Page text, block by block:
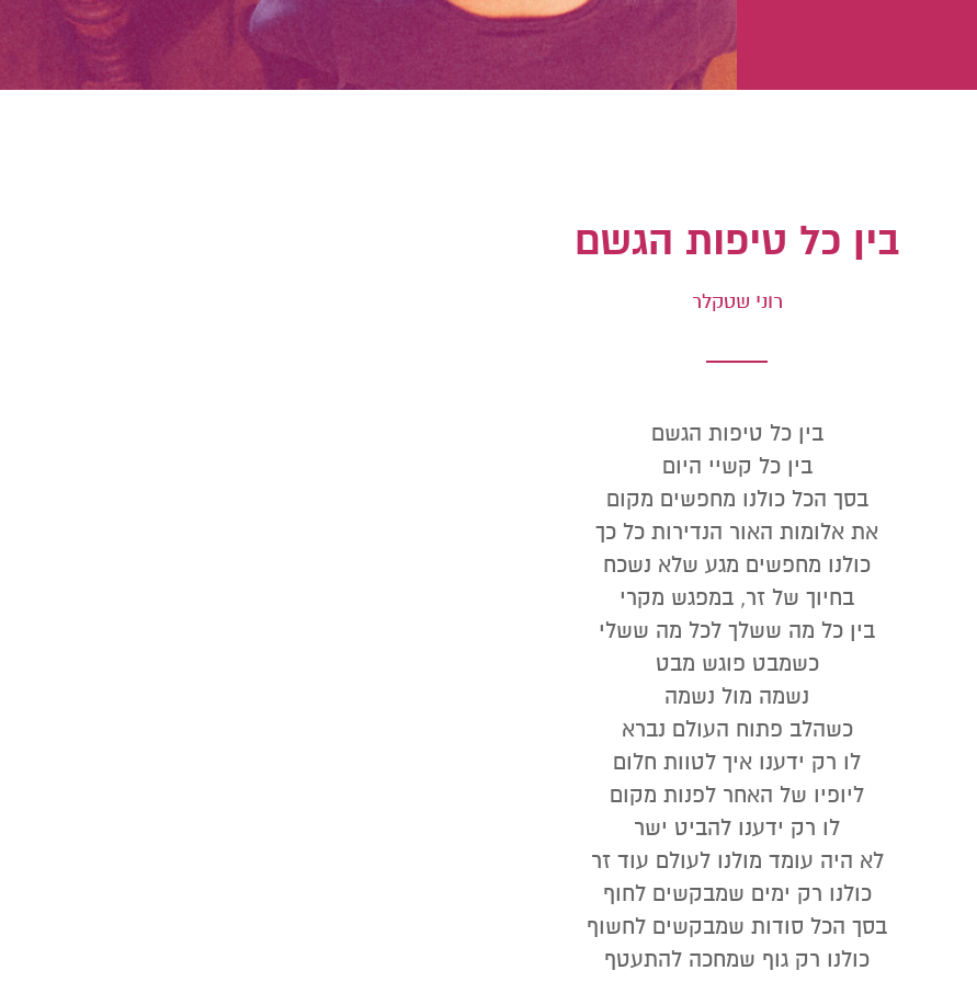
בין כל טיפות הגשם
רוני שטקלר
בין כל טיפות הגשם
בין כל קשיי היום
בסך הכל כולנו מחפשים מקום
את אלומות האור הנדירות כל כך
כולנו מחפשים מגע שלא נשכח
בחיוך של זר, במפגש מקרי
בין כל מה ששלך לכל מה ששלי
כשמבט פוגש מבט
נשמה מול נשמה
כשהלב פתוח העולם נברא
לו רק ידענו איך לטוות חלום
ליופיו של האחר לפנות מקום
לו רק ידענו להביט ישר
לא היה עומד מולנו לעולם עוד זר
כולנו רק ימים שמבקשים לחוף
בסך הכל סודות שמבקשים לחשוף
כולנו רק גוף שמחכה להתעטף